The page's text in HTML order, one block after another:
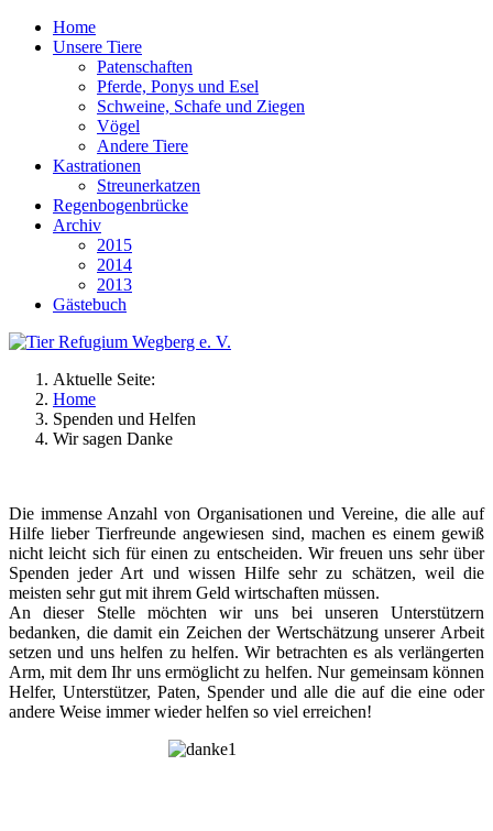
Home
Unsere Tiere
Patenschaften
Pferde, Ponys und Esel
Schweine, Schafe und Ziegen
Vögel
Andere Tiere
Kastrationen
Streunerkatzen
Regenbogenbrücke
Archiv
2015
2014
2013
Gästebuch
Aktuelle Seite:
Home
Spenden und Helfen
Wir sagen Danke
Die immense Anzahl von Organisationen und Vereine, die alle auf
Hilfe lieber Tierfreunde angewiesen sind, machen es einem gewiß
nicht leicht sich für einen zu entscheiden. Wir freuen uns sehr über
Spenden jeder Art und wissen Hilfe sehr zu schätzen, weil die
meisten sehr gut mit ihrem Geld wirtschaften müssen.
An dieser Stelle möchten wir uns bei unseren Unterstützern
bedanken, die damit ein Zeichen der Wertschätzung unserer Arbeit
setzen und uns helfen zu helfen. Wir betrachten es als verlängerten
Arm, mit dem Ihr uns ermöglicht zu helfen. Nur gemeinsam können
Helfer, Unterstützer, Paten, Spender und alle die auf die eine oder
andere Weise immer wieder helfen so viel erreichen!